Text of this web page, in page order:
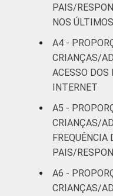
CLASSE
SOCIAL
PAIS/
NOS
A4 -
CRIANÇAS/
ACESSO
INTERNET
A5 -
CRIANÇAS/
FREQUÊNCIA
PAIS/
A6 -
CRIANÇAS/